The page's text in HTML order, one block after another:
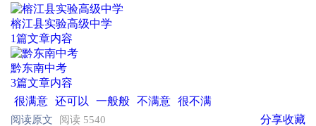
榕江县实验高级中学
1篇文章内容
黔东南中考
3篇文章内容
很满意 还可以 一般般 不满意 很不满
阅读原文 阅读 5540 收藏
分享